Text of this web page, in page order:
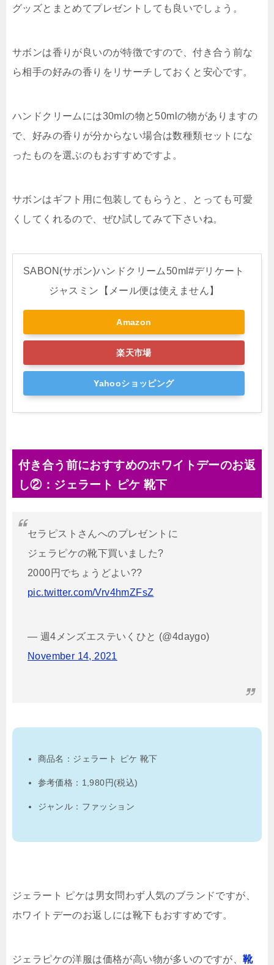
グッズとまとめてプレゼントしても良いでしょう。
サボンは香りが良いのが特徴ですので、付き合う前な
ら相手の好みの香りをリサーチしておくと安心です。
ハンドクリームには30mlの物と50mlの物がありますの
で、好みの香りが分からない場合は数種類セットにな
ったものを選ぶのもおすすめですよ。
サボンはギフト用に包装してもらうと、とっても可愛
くしてくれるので、ぜひ試してみて下さいね。
SABON(サボン)ハンドクリーム50ml#デリケート
ジャスミン【メール便は使えません】
Amazon
楽天市場
Yahooショッピング
付き合う前におすすめのホワイトデーのお返
し②：ジェラート ピケ 靴下
セラピストさんへのプレゼントに
ジェラピケの靴下買いました?
2000円でちょうどよい??
pic.twitter.com/Vrv4hmZFsZ
— 週4メンズエステいくひと (@4daygo)
November 14, 2021
商品名：ジェラート ピケ 靴下
参考価格：1,980円(税込)
ジャンル：ファッション
ジェラート ピケは男女問わず人気のブランドですが、
ホワイトデーのお返しには靴下もおすすめです。
ジェラピケの洋服は価格が高い物が多いのですが、靴